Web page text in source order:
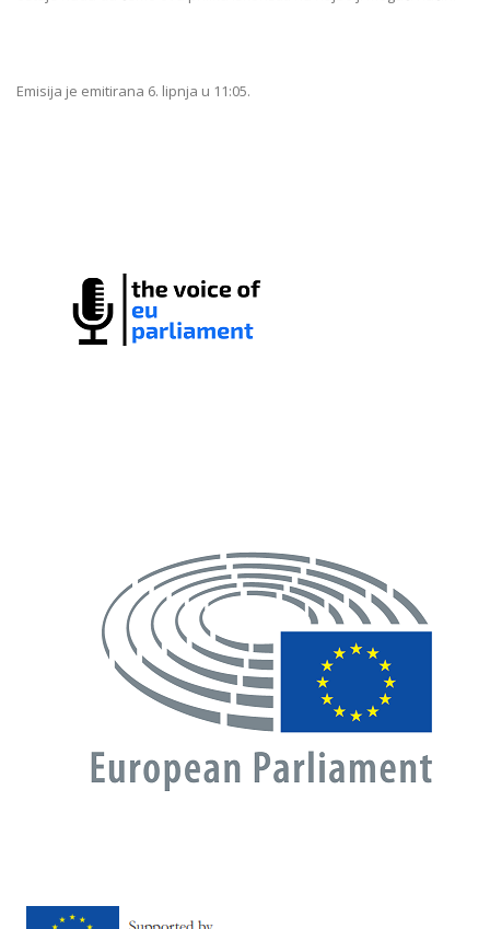
Emisija je emitirana 6. lipnja u 11:05.